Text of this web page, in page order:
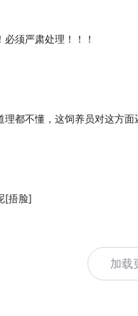
须严肃处理！！！
理都不懂，这饲养员对这方
[捂脸]
加载